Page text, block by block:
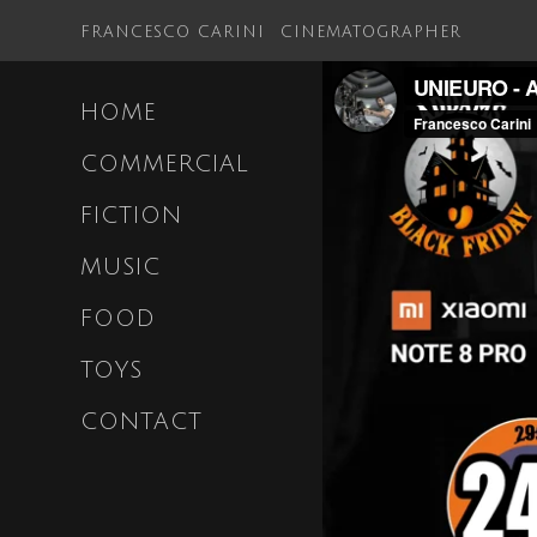
HOME
COMMERCIAL
FICTION
MUSIC
FOOD
TOYS
CONTACT
FRANCESCO CARINI CINEMATOGRAPHER